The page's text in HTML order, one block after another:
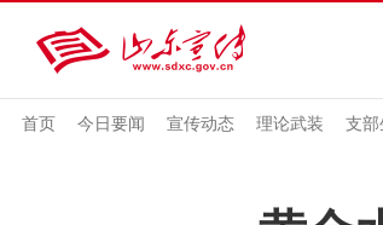
首页 今日要闻 宣传动态 理论武装 支部